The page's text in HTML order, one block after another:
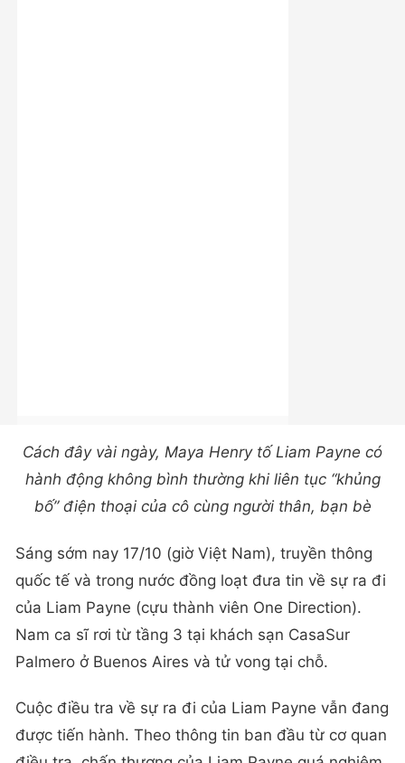
Cách đây vài ngày, Maya Henry tố Liam Payne có
hành động không bình thường khi liên tục “khủng
bố” điện thoại của cô cùng người thân, bạn bè
Sáng sớm nay 17/10 (giờ Việt Nam), truyền thông
quốc tế và trong nước đồng loạt đưa tin về sự ra đi
của Liam Payne (cựu thành viên One Direction).
Nam ca sĩ rơi từ tầng 3 tại khách sạn CasaSur
Palmero ở Buenos Aires và tử vong tại chỗ.
Cuộc điều tra về sự ra đi của Liam Payne vẫn đang
được tiến hành. Theo thông tin ban đầu từ cơ quan